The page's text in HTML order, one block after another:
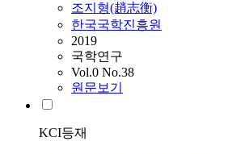
조지형(趙志衡)
한국국학진흥원
2019
국학연구
Vol.0 No.38
원문보기
KCI등재